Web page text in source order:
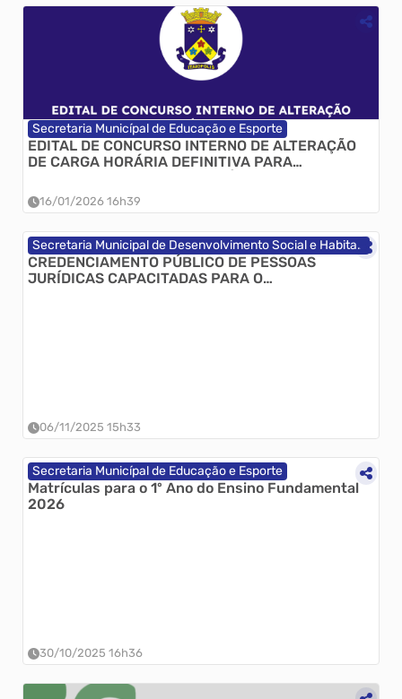
Secretaria Municípal de Educação e Esporte
EDITAL DE CONCURSO INTERNO DE ALTERAÇÃO
DE CARGA HORÁRIA DEFINITIVA PARA
MUNICIPAL DE EDUCAÇÃO DE ITAIÓPOLIS - Nº
001/2026
16/01/2026 16h39
Secretaria Municipal de Desenvolvimento Social e Habitação
CREDENCIAMENTO PÚBLICO DE PESSOAS
JURÍDICAS CAPACITADAS PARA O
06/11/2025 15h33
Secretaria Municípal de Educação e Esporte
Matrículas para o 1º Ano do Ensino Fundamental 
2026
30/10/2025 16h36